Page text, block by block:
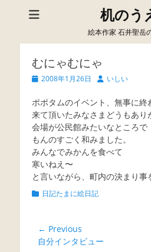
机のう
絵本作家 石井聖岳
むにゃむにゃ
Posted
2008年1月26日 Authorいしい
ポポタムのイベント、無事に終
来て頂いたみなさまどうもあり
会場が公民館みたいなところで
もんのすごく和みました。
みんなでみかんを食べて
寒いねえ〜
と言いながら、町内の決まり事
Categories
日記たまに絵日記
投
稿
← Previous
Previous
自分インタビュー